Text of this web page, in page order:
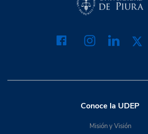
Conoce la UDEP
Misión y Visión